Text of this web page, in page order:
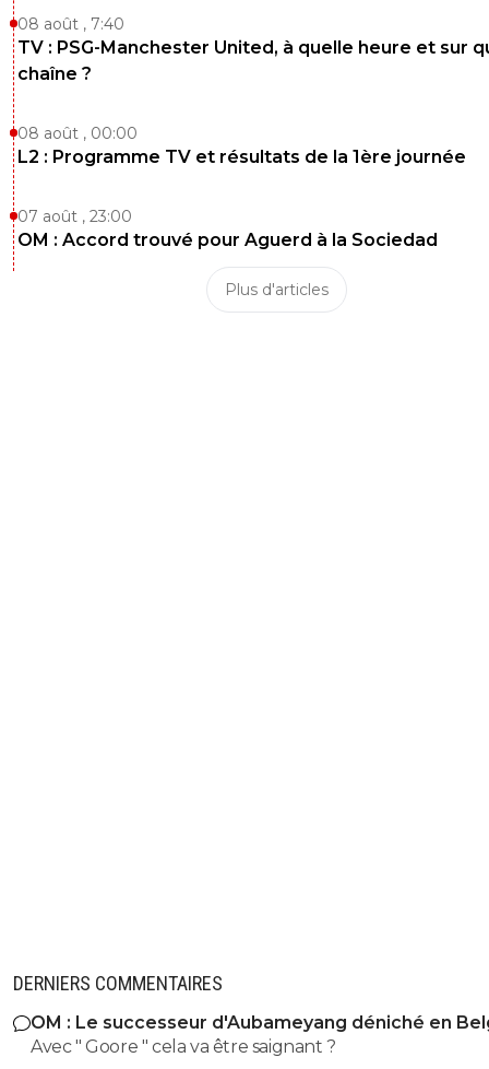
08 août , 7:40
TV : PSG-Manchester United, à quelle heure et sur
chaîne ?
08 août , 00:00
L2 : Programme TV et résultats de la 1ère journée
07 août , 23:00
OM : Accord trouvé pour Aguerd à la Sociedad
Plus d'articles
DERNIERS COMMENTAIRES
OM : Le successeur d'Aubameyang déniché en
Avec " Goore " cela va être saignant ?